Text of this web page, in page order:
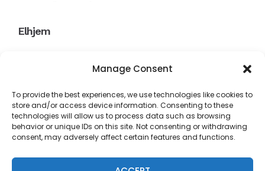
Manage Consent
To provide the best experiences, we use technologies like cookies to
store and/or access device information. Consenting to these
technologies will allow us to process data such as browsing
behavior or unique IDs on this site. Not consenting or withdrawing
consent, may adversely affect certain features and functions.
Elhjem
Vi godtar alle kredittkort for rask og enkel
betaling.
post@elhjem.no
Gjerdrumsvei 8, 0484, Oslo